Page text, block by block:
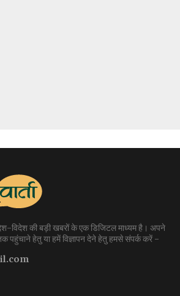
देश-विदेश की बड़ी खबरों के एक डिजिटल माध्यम है। अपने
पहुंचाने हेतु या हमें विज्ञापन देने हेतु हमसे संपर्क करें -